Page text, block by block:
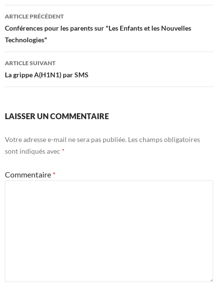
Navigation
des
articles
ARTICLE PRÉCÉDENT
Conférences pour les parents sur "Les Enfants et les Nouvelles
Technologies"
ARTICLE SUIVANT
La grippe A(H1N1) par SMS
LAISSER UN COMMENTAIRE
Votre adresse e-mail ne sera pas publiée. Les champs obligatoires
sont indiqués avec *
Commentaire *